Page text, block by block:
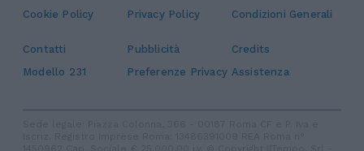
Cookie Policy Privacy Policy Condizioni Generali
Contatti Pubblicità
Credits
Modello 231
Preferenze Privacy Assistenza